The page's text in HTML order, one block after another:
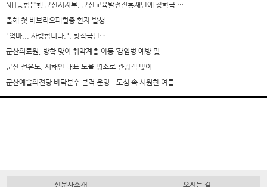
NH농협은행 군산시지부, 군산교육발전진흥재단에 장학금 …
올해 첫 비브리오패혈증 환자 발생
"엄마... 사랑합니다.", 창작극단…
군산의료원, 방학 맞이 취약계층 아동 ‘감염병 예방 및…
군산 선유도, 서해안 대표 노을 명소로 관광객 맞이
군산예술의전당 바닥분수 본격 운영…도심 속 시원한 여름…
신문사소개 오시는 길